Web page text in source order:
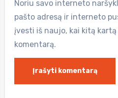
Noriu savo interneto
pašto adresą ir interneto
įvesti iš naujo, kai kitą
komentarą.